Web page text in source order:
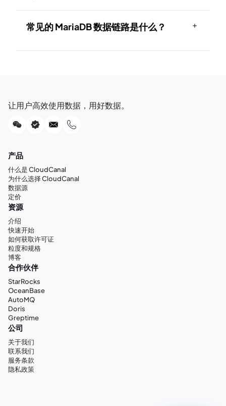
常见的 MariaDB 数据链路是什么？
让用户高效使用数据，用好数据。
产品
什么是 CloudCanal
为什么选择 CloudCanal
数据源
定价
资源
介绍
快速开始
如何获取许可证
粒度和规格
博客
合作伙伴
StarRocks
OceanBase
AutoMQ
Doris
Greptime
公司
关于我们
联系我们
服务条款
隐私政策